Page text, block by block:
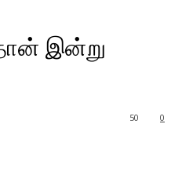
இன்று
0
50